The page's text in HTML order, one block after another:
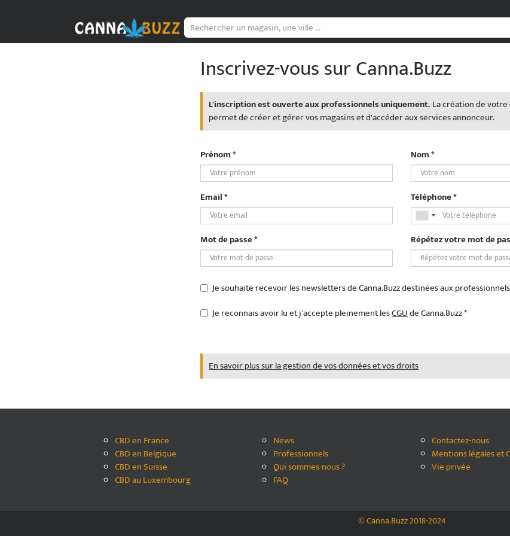
Inscrivez-vous sur Canna.Buzz
L'inscription est ouverte aux professionnels uniquement. La création de
permet de créer et gérer vos magasins et d'accéder aux services annonceur.
Prénom * Nom *
Email * Téléphone *
Mot de passe * Répétez votre mot de
Je souhaite recevoir les newsletters de Canna.Buzz destinées aux professionnels
Je reconnais avoir lu et j'accepte pleinement lesCGUde Canna.Buzz *
En savoir plus sur la gestion de vos données et vos droits
CBD en France
CBD en Belgique
CBD en Suisse
CBD au Luxembourg
News
Professionnels
Qui sommes-nous ?
FAQ
Contactez-nous
Mentions légales et
Vie privée
© Canna.Buzz 2018-2024